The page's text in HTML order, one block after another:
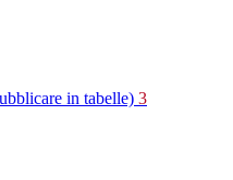
in tabelle) 3